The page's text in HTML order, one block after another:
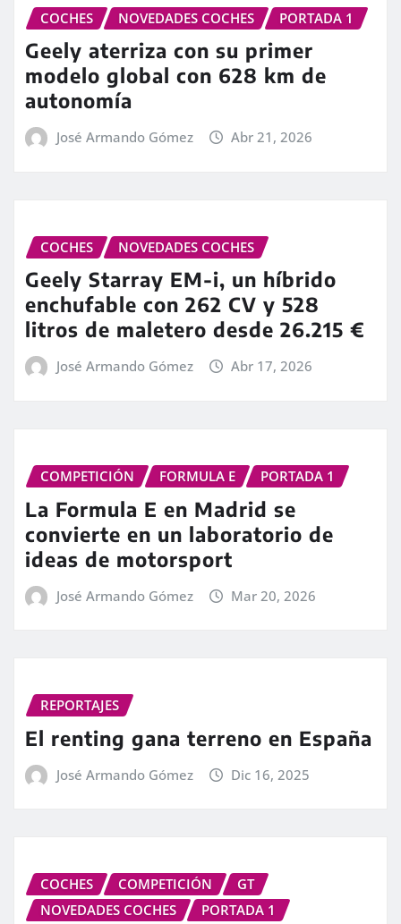
COCHES NOVEDADES COCHES PORTADA 1
Geely aterriza con su primer
modelo global con 628 km de
autonomía
José Armando Gómez Abr 21, 2026
COCHES NOVEDADES COCHES
Geely Starray EM-i, un híbrido
enchufable con 262 CV y 528
litros de maletero desde 26.215 €
José Armando Gómez Abr 17, 2026
COMPETICIÓN FORMULA E PORTADA 1
La Formula E en Madrid se
convierte en un laboratorio de
ideas de motorsport
José Armando Gómez Mar 20, 2026
REPORTAJES
El renting gana terreno en España
José Armando Gómez Dic 16, 2025
COCHES COMPETICIÓN
GT
NOVEDADES COCHES
PORTADA 1